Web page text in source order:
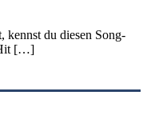
kennst du diesen Song-
Hit […]